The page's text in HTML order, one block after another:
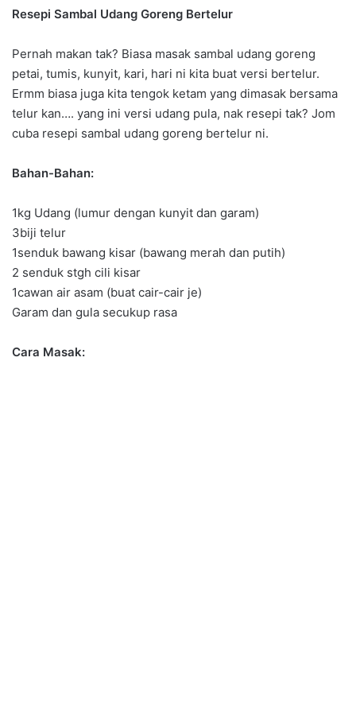
Resepi Sambal Udang Goreng Bertelur
Pernah makan tak? Biasa masak sambal udang goreng
petai, tumis, kunyit, kari, hari ni kita buat versi bertelur.
Ermm biasa juga kita tengok ketam yang dimasak bersama
telur kan…. yang ini versi udang pula, nak resepi tak? Jom
cuba resepi sambal udang goreng bertelur ni.
Bahan-Bahan:
1kg Udang (lumur dengan kunyit dan garam)
3biji telur
1senduk bawang kisar (bawang merah dan putih)
2 senduk stgh cili kisar
1cawan air asam (buat cair-cair je)
Garam dan gula secukup rasa
Cara Masak: